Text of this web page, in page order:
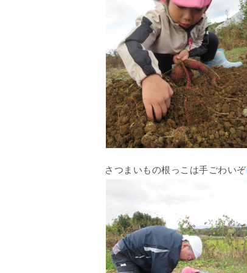
さつまいもの根っこは手ごわいぞ